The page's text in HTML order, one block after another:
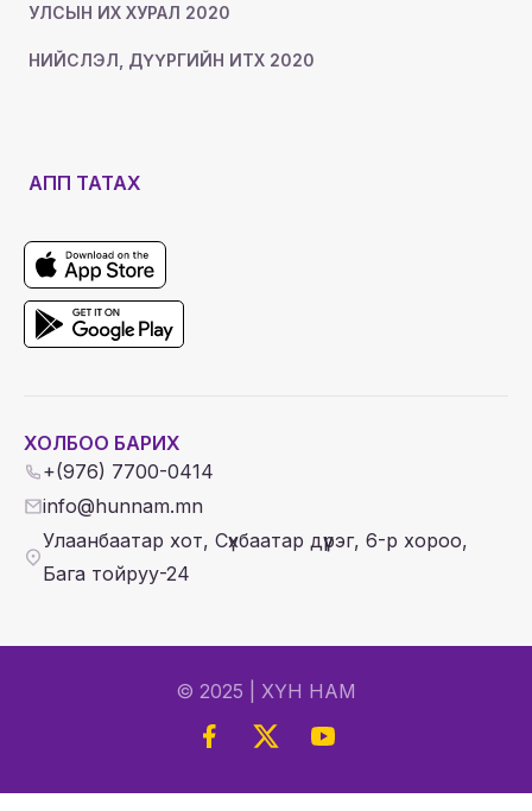
УЛСЫН ИХ ХУРАЛ 2020
НИЙСЛЭЛ, ДҮҮРГИЙН ИТХ 2020
АПП ТАТАХ
ХОЛБОО БАРИХ
+(976) 7700-0414
info@hunnam.mn
Улаанбаатар хот, Сүхбаатар дүүрэг, 6-р хороо,
Бага тойруу-24
© 2025 | ХҮН НАМ